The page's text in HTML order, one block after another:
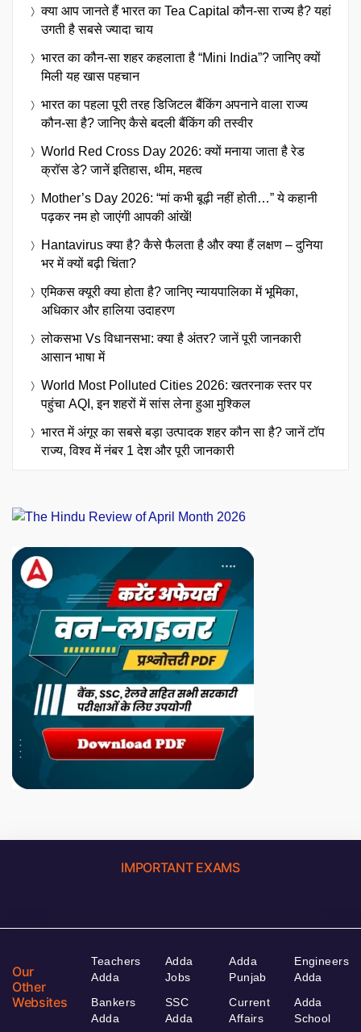
क्या आप जानते हैं भारत का Tea Capital कौन-सा राज्य है? यहां
उगती है सबसे ज्यादा चाय
भारत का कौन-सा शहर कहलाता है “Mini India”? जानिए क्यों
मिली यह खास पहचान
भारत का पहला पूरी तरह डिजिटल बैंकिंग अपनाने वाला राज्य
कौन-सा है? जानिए कैसे बदली बैंकिंग की तस्वीर
World Red Cross Day 2026: क्यों मनाया जाता है रेड
क्रॉस डे? जानें इतिहास, थीम, महत्व
Mother’s Day 2026: “मां कभी बूढ़ी नहीं होती…” ये कहानी
पढ़कर नम हो जाएंगी आपकी आंखें!
Hantavirus क्या है? कैसे फैलता है और क्या हैं लक्षण – दुनिया
भर में क्यों बढ़ी चिंता?
एमिकस क्यूरी क्या होता है? जानिए न्यायपालिका में भूमिका,
अधिकार और हालिया उदाहरण
लोकसभा Vs विधानसभा: क्या है अंतर? जानें पूरी जानकारी
आसान भाषा में
World Most Polluted Cities 2026: खतरनाक स्तर पर
पहुंचा AQI, इन शहरों में सांस लेना हुआ मुश्किल
भारत में अंगूर का सबसे बड़ा उत्पादक शहर कौन सा है? जानें टॉप
राज्य, विश्व में नंबर 1 देश और पूरी जानकारी
IMPORTANT EXAMS
Our
Other
Websites
Teachers
Adda
Bankers
Adda
Adda
Jobs
SSC
Adda
Adda
Punjab
Current
Affairs
Engineers
Adda
Adda
School